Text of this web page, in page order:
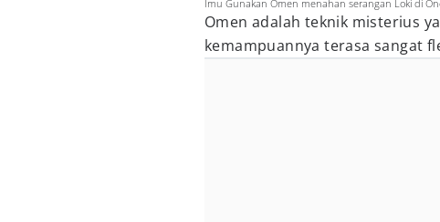
Imu Gunakan Omen menahan serangan Loki di
Omen adalah teknik misterius
kemampuannya terasa sangat